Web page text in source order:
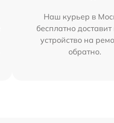
Наш курьер в
бесплатно
устройство на
обратно.